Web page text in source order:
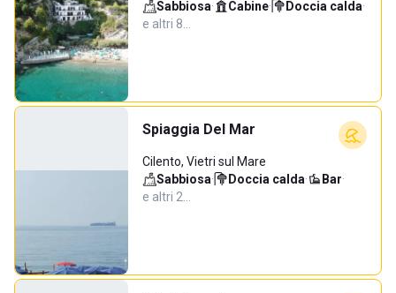
Sabbiosa· Cabine· Doccia calda·
e altri 8…
Spiaggia Del Mar
Cilento, Vietri sul Mare
Sabbiosa· Doccia calda· Bar·
e altri 2…